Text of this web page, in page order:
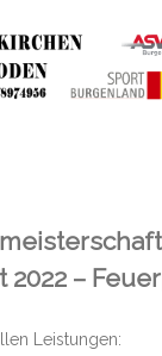
2022 –
Leistungen: